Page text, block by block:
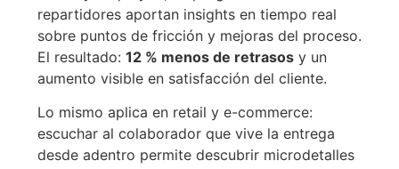
repartidores aportan insights en tiempo real
sobre puntos de fricción y mejoras del proceso.
El resultado: 12 % menos de retrasos y un
aumento visible en satisfacción del cliente.
Lo mismo aplica en retail y e-commerce:
escuchar al colaborador que vive la entrega
desde adentro permite descubrir microdetalles